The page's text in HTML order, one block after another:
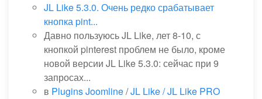
JL Like 5.3.0. Очень редко срабатывает
кнопка pint...
Давно пользуюсь JL Like, лет 8-10, с
кнопкой pinterest проблем не было, кроме
новой версии JL Like 5.3.0: сейчас при 9
запросах...
в Plugins Joomline/JL Like / JL Like PRO